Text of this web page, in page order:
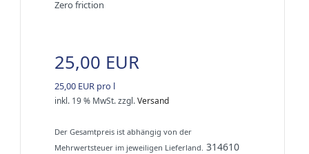
Zero friction
25,00 EUR
25,00 EUR pro l
inkl. 19 % MwSt.zzgl.Versand
Der Gesamtpreis ist abhängig von der
Mehrwertsteuer im jeweiligen Lieferland. 314610